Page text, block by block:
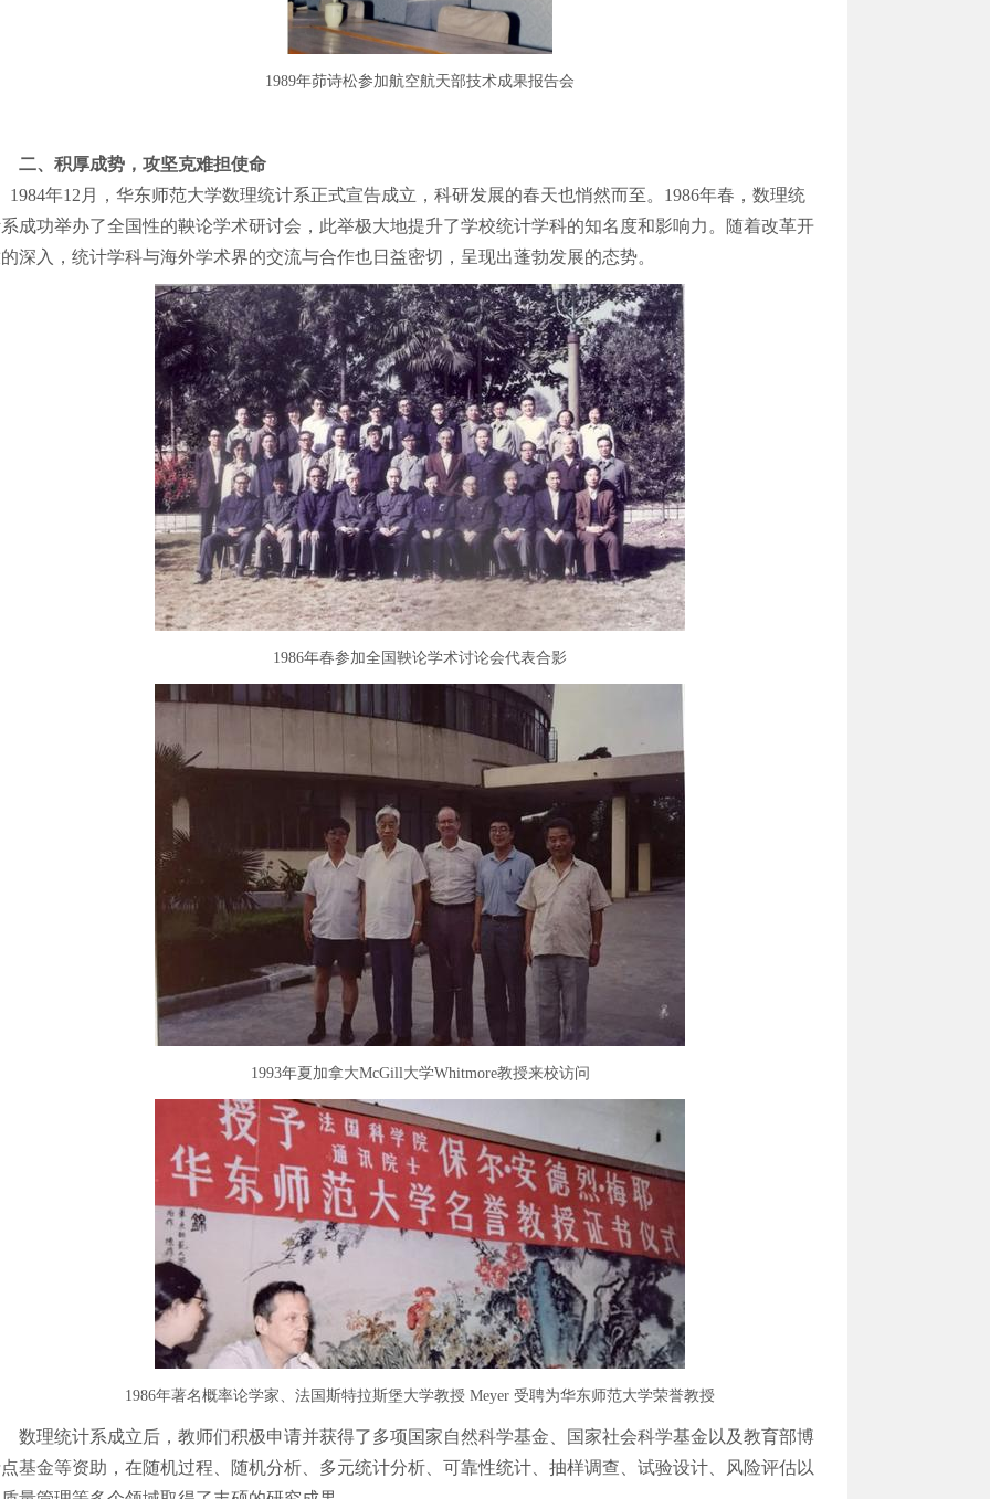
1989年茆诗松参加航空航天部技术成果报告会
二、积厚成势，攻坚克难担使命
年12月，华东师范大学数理统计系正式宣告成立，科研发展的春天也悄然而至。1986年春，数理统
成功举办了全国性的鞅论学术研讨会，此举极大地提升了学校统计学科的知名度和影响力。随着改革开
深入，统计学科与海外学术界的交流与合作也日益密切，呈现出蓬勃发展的态势。
1986年春参加全国鞅论学术讨论会代表合影
1993年夏加拿大McGill大学Whitmore教授来校访问
1986年著名概率论学家、法国斯特拉斯堡大学教授 Meyer 受聘为华东师范大学荣誉教授
数理统计系成立后，教师们积极申请并获得了多项国家自然科学基金、国家社会科学基金以及教育部博
基金等资助，在随机过程、随机分析、多元统计分析、可靠性统计、抽样调查、试验设计、风险评估以